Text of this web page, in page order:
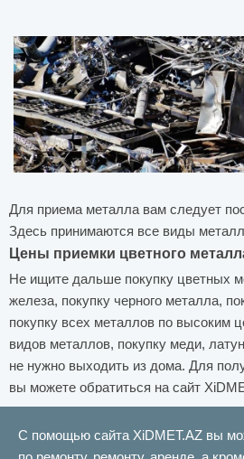
Для приема металла вам следует
Здесь принимаются все виды
Цены приемки цветного
Не ищите дальше покупку цветных
железа, покупку черного металла,
покупку всех металлов по высоким
видов металлов, покупку меди,
не нужно выходить из дома. Для
вы можете обратиться на сайт
Цены на приемку черных
По вопросам приемки металла,
приемку черных и цветных
С помощью сайта XiDMET.AZ вы